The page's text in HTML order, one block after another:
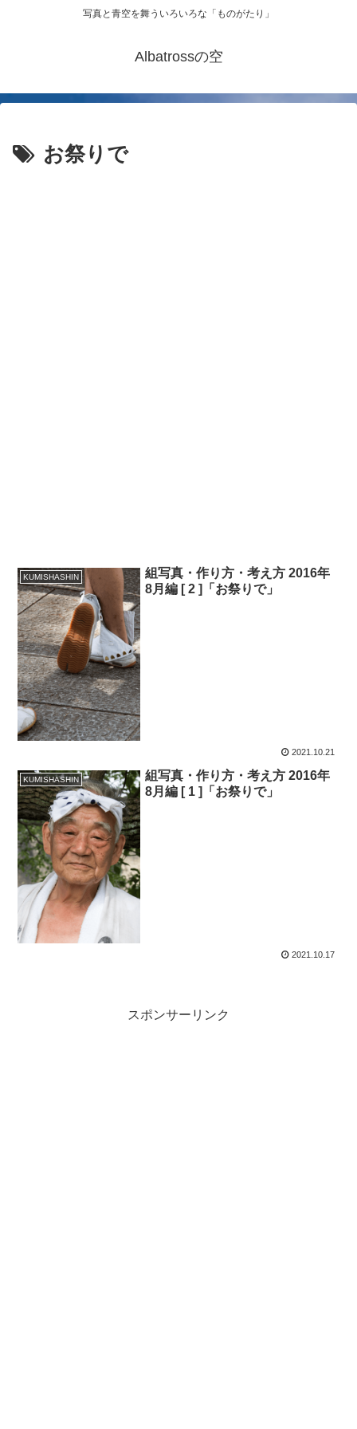
写真と青空を舞ういろいろな「ものがたり」
Albatrossの空
お祭りで
KUMISHASHIN
組写真・作り方・考え方 2016年
8月編 [ 2 ]「お祭りで」
2021.10.21
KUMISHASHIN
組写真・作り方・考え方 2016年
8月編 [ 1 ]「お祭りで」
2021.10.17
スポンサーリンク